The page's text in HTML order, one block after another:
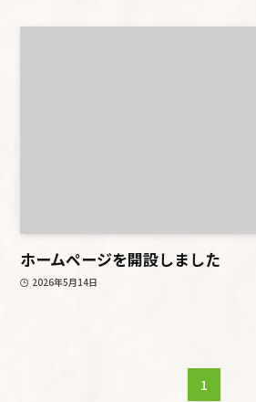
ホームページを開設しました
2026年5月14日
1